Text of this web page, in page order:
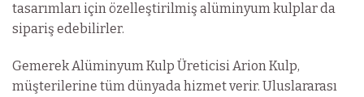
tasarımları için özelleştirilmiş alüminyum kulplar da
sipariş edebilirler.
Gemerek Alüminyum Kulp Üreticisi Arion Kulp,
müşterilerine tüm dünyada hizmet verir. Uluslararası